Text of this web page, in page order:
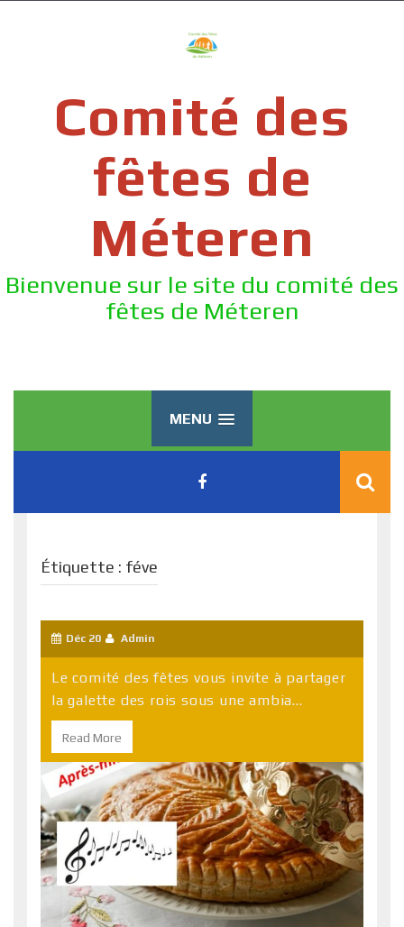
Comité des
fêtes de
Méteren
Bienvenue sur le site du comité des
fêtes de Méteren
MENU
Étiquette : féve
Déc 20 Admin
Le comité des fêtes vous invite à partager
la galette des rois sous une ambia...
Read More